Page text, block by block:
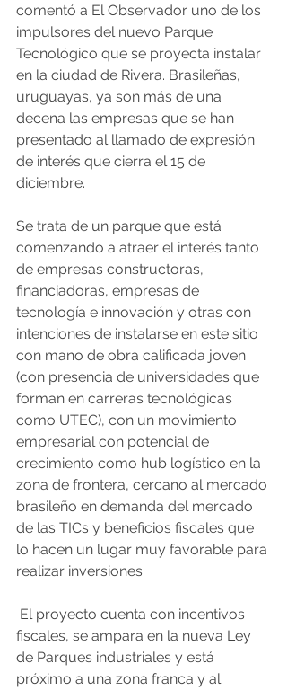
comentó a El Observador uno de los
impulsores del nuevo Parque
Tecnológico que se proyecta instalar
en la ciudad de Rivera. Brasileñas,
uruguayas, ya son más de una
decena las empresas que se han
presentado al llamado de expresión
de interés que cierra el 15 de
diciembre.
Se trata de un parque que está
comenzando a atraer el interés tanto
de empresas constructoras,
financiadoras, empresas de
tecnología e innovación y otras con
intenciones de instalarse en este sitio
con mano de obra calificada joven
(con presencia de universidades que
forman en carreras tecnológicas
como UTEC), con un movimiento
empresarial con potencial de
crecimiento como hub logístico en la
zona de frontera, cercano al mercado
brasileño en demanda del mercado
de las TICs y beneficios fiscales que
lo hacen un lugar muy favorable para
realizar inversiones.
El proyecto cuenta con incentivos
fiscales, se ampara en la nueva Ley
de Parques industriales y está
próximo a una zona franca y al